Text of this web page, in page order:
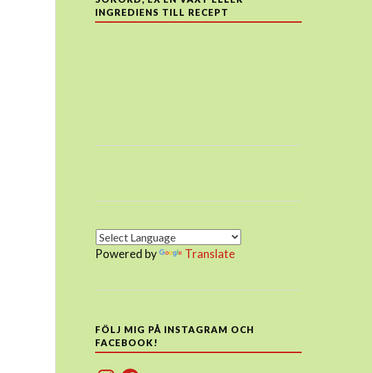
INGREDIENS TILL RECEPT
Powered by Translate
FÖLJ MIG PÅ INSTAGRAM OCH
FACEBOOK!